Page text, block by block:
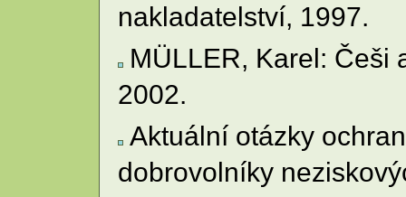
nakladatelství, 1997.
MÜLLER, Karel: Češi
2002.
Aktuální otázky
dobrovolníky